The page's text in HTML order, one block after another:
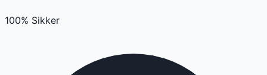
100% Sikker